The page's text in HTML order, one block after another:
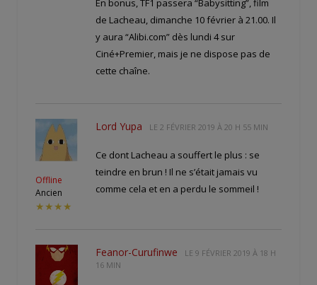
En bonus, TF1 passera “Babysitting”, film
de Lacheau, dimanche 10 février à 21.00. Il
y aura “Alibi.com” dès lundi 4 sur
Ciné+Premier, mais je ne dispose pas de
cette chaîne.
Offline
Ancien
★★★★
Lord Yupa LE 2 FÉVRIER 2019 À 20 H 55 MIN
Ce dont Lacheau a souffert le plus : se
teindre en brun ! Il ne s’était jamais vu
comme cela et en a perdu le sommeil !
Feanor-Curufinwe LE 9 FÉVRIER 2019 À 18 H
16 MIN